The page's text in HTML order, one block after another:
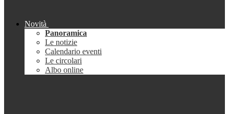
Novità
Panoramica
Le notizie
Calendario eventi
Le circolari
Albo online